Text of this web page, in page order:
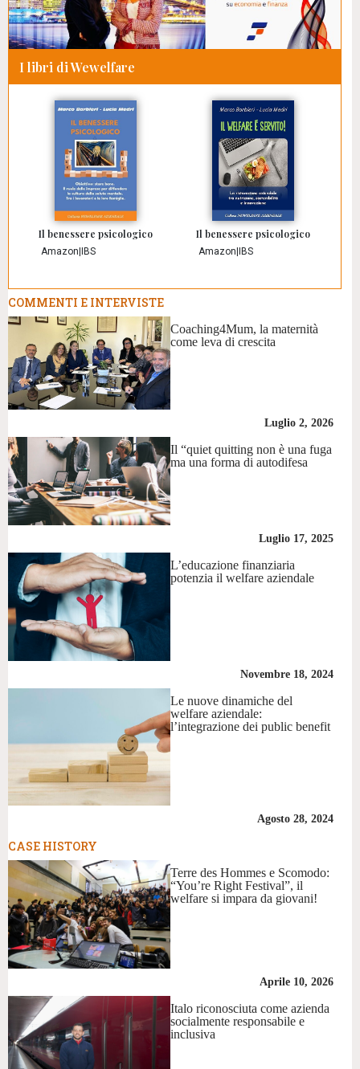
I libri di Wewelfare
Il benessere psicologico
Amazon IBS
Il benessere psicologico
Amazon IBS
COMMENTI E INTERVISTE
Coaching4Mum, la maternità
come leva di crescita
Luglio 2, 2026
Il “quiet quitting non è una fuga
ma una forma di autodifesa
Luglio 17, 2025
L’educazione finanziaria
potenzia il welfare aziendale
Novembre 18, 2024
Le nuove dinamiche del
welfare aziendale:
l’integrazione dei public benefit
Agosto 28, 2024
CASE HISTORY
Terre des Hommes e Scomodo:
“You’re Right Festival”, il
welfare si impara da giovani!
Aprile 10, 2026
Italo riconosciuta come azienda
socialmente responsabile e
inclusiva